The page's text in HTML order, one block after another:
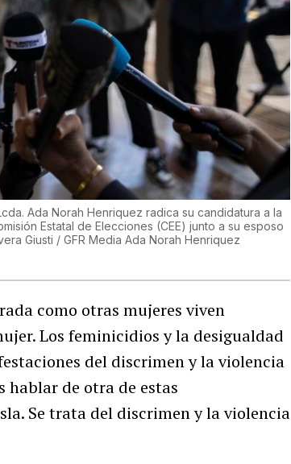
Ada Norah Henriquez radica su candidatura a la
Estatal de Elecciones (CEE) junto a su esposo
Giusti / GFR Media Ada Norah Henriquez
como otras mujeres viven
Los feminicidios y la desigualdad
del discrimen y la violencia
hablar de otra de estas
Se trata del discrimen y la violencia